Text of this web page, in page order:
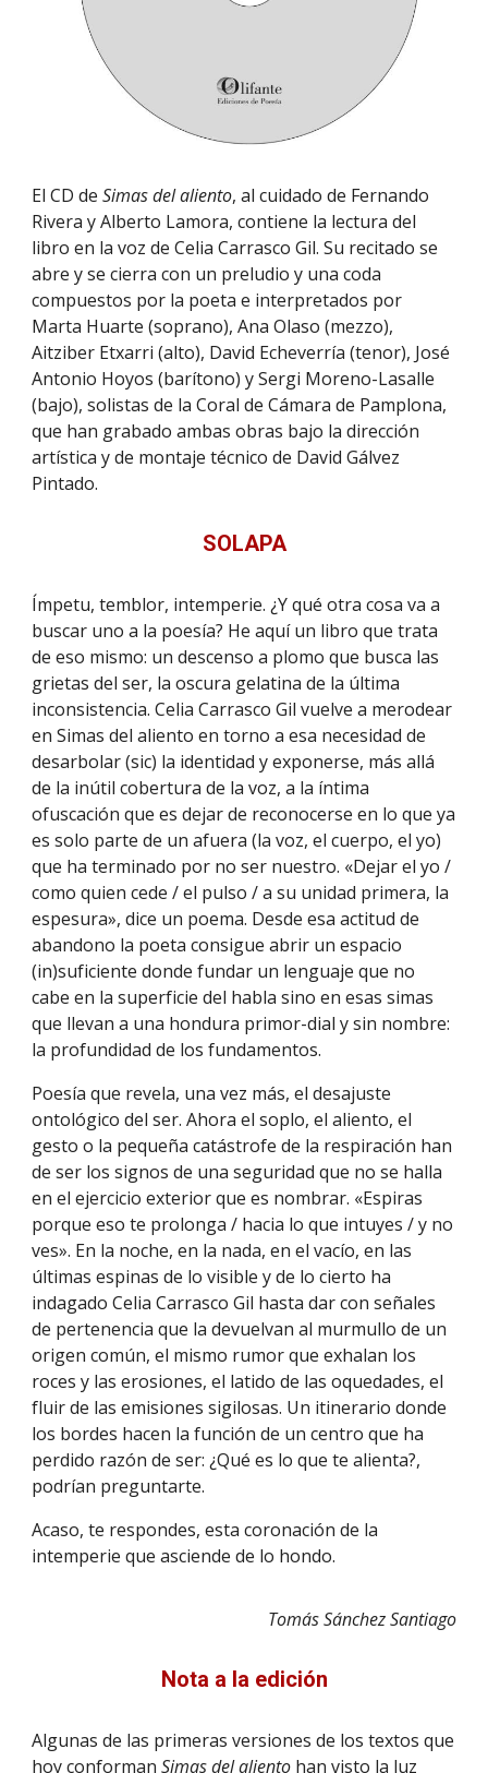
El CD deSimas del aliento, al cuidado de Fernando
Rivera y Alberto Lamora, contiene la lectura del
libro en la voz de Celia Carrasco Gil. Su recitado se
abre y se cierra con un preludio y una coda
compuestos por la poeta e interpretados por
Marta Huarte (soprano), Ana Olaso (mezzo),
Aitziber Etxarri (alto), David Echeverría (tenor), José
Antonio Hoyos (barítono) y Sergi Moreno-Lasalle
(bajo), solistas de la Coral de Cámara de Pamplona,
que han grabado ambas obras bajo la dirección
artística y de montaje técnico de David Gálvez
Pintado.
SOLAPA
Ímpetu, temblor, intemperie. ¿Y qué otra cosa va a
buscar uno a la poesía? He aquí un libro que trata
de eso mismo: un descenso a plomo que busca las
grietas del ser, la oscura gelatina de la última
inconsistencia. Celia Carrasco Gil vuelve a merodear
en Simas del aliento en torno a esa necesidad de
desarbolar (sic) la identidad y exponerse, más allá
de la inútil cobertura de la voz, a la íntima
ofuscación que es dejar de reconocerse en lo que ya
es solo parte de un afuera (la voz, el cuerpo, el yo)
que ha terminado por no ser nuestro. «Dejar el yo /
como quien cede / el pulso / a su unidad primera, la
espesura», dice un poema. Desde esa actitud de
abandono la poeta consigue abrir un espacio
(in)suficiente donde fundar un lenguaje que no
cabe en la superficie del habla sino en esas simas
que llevan a una hondura primor-dial y sin nombre:
la profundidad de los fundamentos.
Poesía que revela, una vez más, el desajuste
ontológico del ser. Ahora el soplo, el aliento, el
gesto o la pequeña catástrofe de la respiración han
de ser los signos de una seguridad que no se halla
en el ejercicio exterior que es nombrar. «Espiras
porque eso te prolonga / hacia lo que intuyes / y no
ves». En la noche, en la nada, en el vacío, en las
últimas espinas de lo visible y de lo cierto ha
indagado Celia Carrasco Gil hasta dar con señales
de pertenencia que la devuelvan al murmullo de un
origen común, el mismo rumor que exhalan los
roces y las erosiones, el latido de las oquedades, el
fluir de las emisiones sigilosas. Un itinerario donde
los bordes hacen la función de un centro que ha
perdido razón de ser: ¿Qué es lo que te alienta?,
podrían preguntarte.
Acaso, te respondes, esta coronación de la
intemperie que asciende de lo hondo.
Tomás Sánchez Santiago
Nota a la edición
Algunas de las primeras versiones de los textos que
hoy conformanSimas del aliento han visto la luz